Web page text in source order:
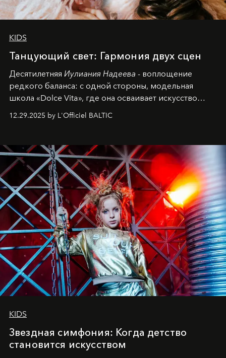
KIDS
Танцующий свет: Гармония двух сцен
Десятилетняя Иулиания Надеева - воплощение
редкого баланса: с одной стороны, модельная
школа «Dolce Vita», где она осваивает искусство
позы и образа, с другой - подготовительная
балетная студия при хореографическом училище,
танцевального пути за плечами.
12.29.2025 by L'Officiel BALTIC
KIDS
Звездная симфония: Когда детство
становится искусством